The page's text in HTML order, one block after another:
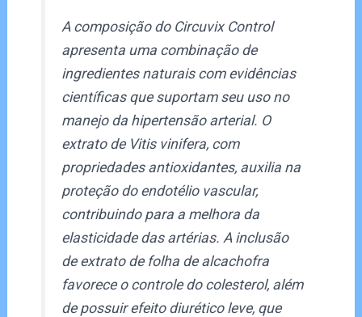
A composição do Circuvix Control
apresenta uma combinação de
ingredientes naturais com evidências
científicas que suportam seu uso no
manejo da hipertensão arterial. O
extrato de Vitis vinifera, com
propriedades antioxidantes, auxilia na
proteção do endotélio vascular,
contribuindo para a melhora da
elasticidade das artérias. A inclusão
de extrato de folha de alcachofra
favorece o controle do colesterol, além
de possuir efeito diurético leve, que